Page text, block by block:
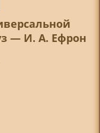
— И. А. Ефрон